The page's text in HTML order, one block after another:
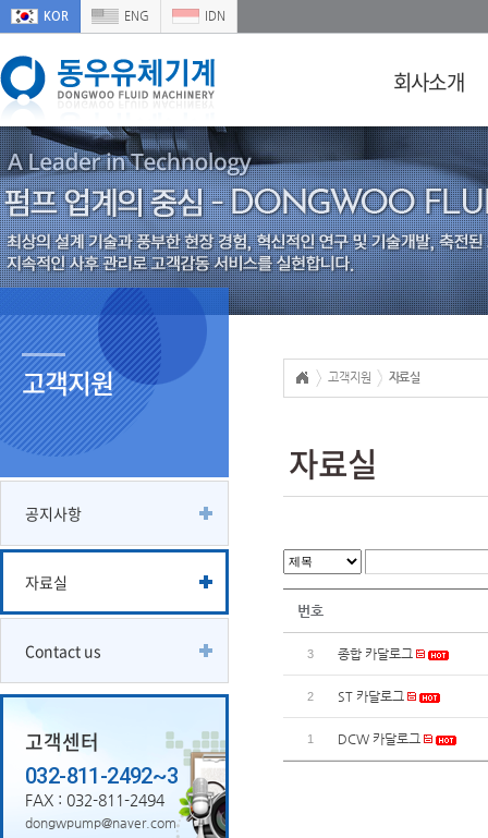
KOR ENG IDN
회사소개
고객지원
공지사항
자료실
Contact us
고객센터
032-811-2492~3
FAX : 032-811-2494
dongwpump@naver.com
고객지원 자료실
자료실
번호
3 종합 카달로그
2 ST 카달로그
1 DCW 카달로그